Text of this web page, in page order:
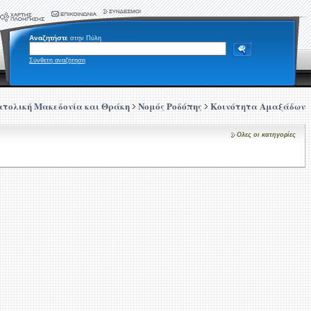
Αναζητήστε στην Πύλη
Σύνθετη αναζήτηση
Μακεδονία και Θράκη Νομός Ροδόπης Κοινότητα Αμαξάδων
Ολες οι κατηγορίες